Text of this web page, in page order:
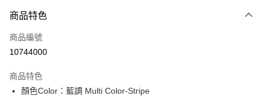
信用卡一次付款
信用卡分期付款
合作金庫商業銀行
華南商業銀行
彰化商業銀行
超商取貨付款
商品特色
商品編號
10744000
商品特色
顏色Color：藍調 Multi Color-Stripe